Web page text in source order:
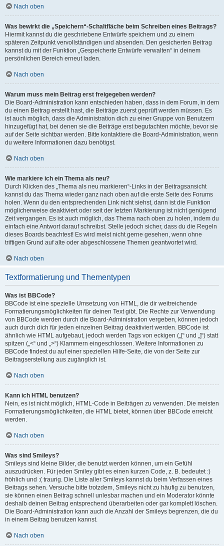
Nach oben
Was bewirkt die „Speichern“-Schaltfläche beim Schreiben eines Beitrags?
Hiermit kannst du die geschriebene Entwürfe speichern und zu einem
späteren Zeitpunkt vervollständigen und absenden. Den gesicherten Beitrag
kannst du mit der Funktion „Gespeicherte Entwürfe verwalten“ in deinem
persönlichen Bereich erneut laden.
Nach oben
Warum muss mein Beitrag erst freigegeben werden?
Die Board-Administration kann entschieden haben, dass in dem Forum, in dem
du einen Beitrag erstellt hast, die Beiträge zuerst geprüft werden müssen. Es
ist auch möglich, dass die Administration dich zu einer Gruppe von Benutzern
hinzugefügt hat, bei denen sie die Beiträge erst begutachten möchte, bevor sie
auf der Seite sichtbar werden. Bitte kontaktiere die Board-Administration, wenn
du weitere Informationen dazu benötigst.
Nach oben
Wie markiere ich ein Thema als neu?
Durch Klicken des „Thema als neu markieren“-Links in der Beitragsansicht
kannst du das Thema wieder ganz nach oben auf die erste Seite des Forums
holen. Wenn du den entsprechenden Link nicht siehst, dann ist die Funktion
möglicherweise deaktiviert oder seit der letzten Markierung ist nicht genügend
Zeit vergangen. Es ist auch möglich, das Thema nach oben zu holen, indem du
einfach eine Antwort darauf schreibst. Stelle jedoch sicher, dass du die Regeln
dieses Boards beachtest! Es wird meist nicht gerne gesehen, wenn ohne
triftigen Grund auf alte oder abgeschlossene Themen geantwortet wird.
Nach oben
Textformatierung und Thementypen
Was ist BBCode?
BBCode ist eine spezielle Umsetzung von HTML, die dir weitreichende
Formatierungsmöglichkeiten für deinen Text gibt. Die Rechte zur Verwendung
von BBCode werden durch die Board-Administration vergeben, können jedoch
auch durch dich für jeden einzelnen Beitrag deaktiviert werden. BBCode ist
ähnlich wie HTML aufgebaut, jedoch werden Tags von eckigen („[“ und „]“) statt
spitzen („<“ und „>“) Klammern eingeschlossen. Weitere Informationen zu
BBCode findest du auf einer speziellen Hilfe-Seite, die von der Seite zur
Beitragserstellung aus zugänglich ist.
Nach oben
Kann ich HTML benutzen?
Nein, es ist nicht möglich, HTML-Code in Beiträgen zu verwenden. Die meisten
Formatierungsmöglichkeiten, die HTML bietet, können über BBCode erreicht
werden.
Nach oben
Was sind Smileys?
Smileys sind kleine Bilder, die benutzt werden können, um ein Gefühl
auszudrücken. Für jeden Smiley gibt es einen kurzen Code, z. B. bedeutet :)
fröhlich und :( traurig. Die Liste aller Smileys kannst du beim Verfassen eines
Beitrags sehen. Versuche bitte trotzdem, Smileys nicht zu häufig zu benutzen,
sie können einen Beitrag schnell unlesbar machen und ein Moderator könnte
deshalb deinen Beitrag entsprechend überarbeiten oder gar komplett löschen.
Die Board-Administration kann auch die Anzahl der Smileys begrenzen, die du
in einem Beitrag benutzen kannst.
Nach oben